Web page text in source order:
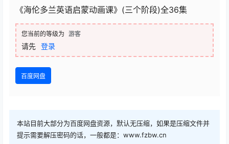
《海伦多兰英语启蒙动画课》(三个阶段)全36集
您当前的等级为 游客
请先 登录
百度网盘
本站目前大部分为百度网盘资源，默认无压缩，如果是压缩文件并
提示需要解压密码的话，一般都是：www.fzbw.cn